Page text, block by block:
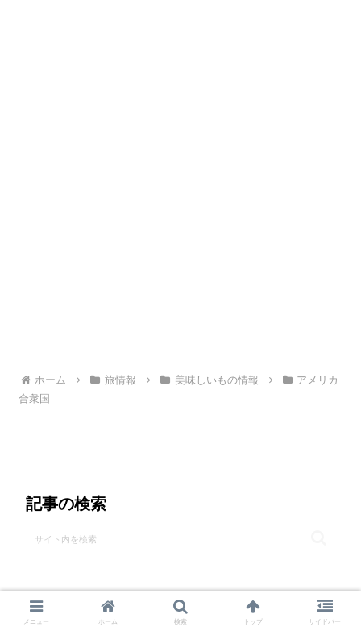
ホーム 旅情報 美味しいもの情報
アメリカ
合衆国
記事の検索
メニュー ホーム 検索 トップ サイドバー